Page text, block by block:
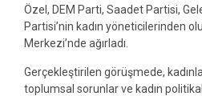
Özel, DEM Parti, Saadet Partisi,
Partisi’nin kadın yöneticilerinden
Merkezi’nde ağırladı.
Gerçekleştirilen görüşmede,
toplumsal sorunlar ve kadın